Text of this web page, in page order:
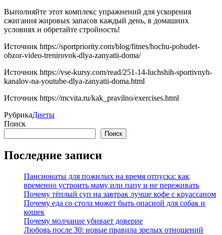
Выполняйте этот комплекс упражнений для ускорения
сжигания жировых запасов каждый день, в домашних
условиях и обретайте стройность!
Источник https://sportpriority.com/blog/fitnes/hochu-pohudet-
obzor-video-trenirovok-dlya-zanyatii-doma/
Источник https://vse-kursy.com/read/251-14-luchshih-sportivnyh-
kanalov-na-youtube-dlya-zanyatii-doma.html
Источник https://mcvita.ru/kak_pravilno/exercises.html
РубрикаДиеты
Поиск
Поиск
Последние записи
Пансионаты для пожилых на время отпуска: как
временно устроить маму или папу и не переживать
Почему тёплый суп на завтрак лучше кофе с круассаном
Почему еда со стола может быть опасной для собак и
кошек
Почему молчание убивает доверие
Любовь после 30: новые правила зрелых отношений